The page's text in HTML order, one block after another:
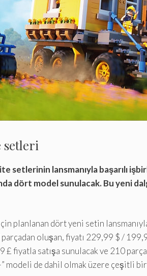
setleri
setlerinin lansmanıyla başarılı
dört model sunulacak. Bu yeni
planlanan dört yeni setin
oluşan, fiyatı 229,99 $ /
fiyatla satışa sunulacak ve 210
modeli de dahil olmak üzere çeşitli